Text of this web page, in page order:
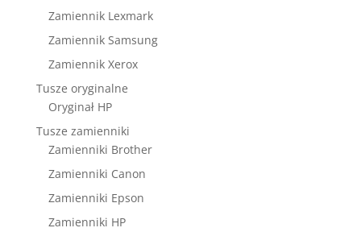
Zamiennik Lexmark
Zamiennik Samsung
Zamiennik Xerox
Tusze oryginalne
Oryginał HP
Tusze zamienniki
Zamienniki Brother
Zamienniki Canon
Zamienniki Epson
Zamienniki HP